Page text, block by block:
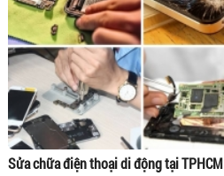
Sửa chữa điện thoại di động tại TPHCM